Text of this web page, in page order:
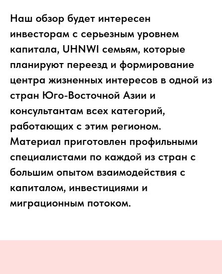
Наш обзор будет интересен
инвесторам с серьезным уровнем
капитала, UHNWI семьям, которые
планируют переезд и формирование
центра жизненных интересов в одной из
стран Юго-Восточной Азии и
консультантам всех категорий,
работающих с этим регионом.
Материал приготовлен профильными
специалистами по каждой из стран с
большим опытом взаимодействия с
капиталом, инвестициями и
миграционным потоком.